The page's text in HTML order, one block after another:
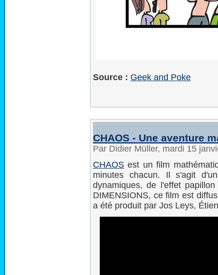
Source : Geek and Poke
CHAOS - Une aventure
Par Didier Müller, mardi 15
CHAOS est un film
minutes chacun. Il s'agit
dynamiques, de l'effet
DIMENSIONS, ce film est
a été produit par Jos Leys,